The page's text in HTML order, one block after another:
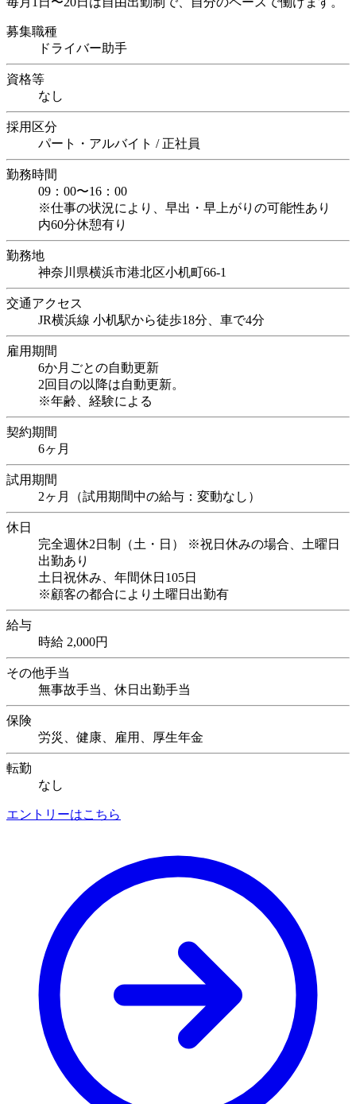
募集職種
ドライバー助手
資格等
なし
採用区分
パート・アルバイト / 正社員
勤務時間
09：00〜16：00
※仕事の状況により、早出・早上がりの可能性あり
内60分休憩有り
勤務地
神奈川県横浜市港北区小机町66-1
交通アクセス
JR横浜線 小机駅から徒歩18分、車で4分
雇用期間
6か月ごとの自動更新
2回目の以降は自動更新。
※年齢、経験による
契約期間
6ヶ月
試用期間
2ヶ月（試用期間中の給与：変動なし）
休日
完全週休2日制（土・日） ※祝日休みの場合、土曜日
出勤あり
土日祝休み、年間休日105日
※顧客の都合により土曜日出勤有
給与
時給 2,000円
その他手当
無事故手当、休日出勤手当
保険
労災、健康、雇用、厚生年金
転勤
なし
エントリーはこちら